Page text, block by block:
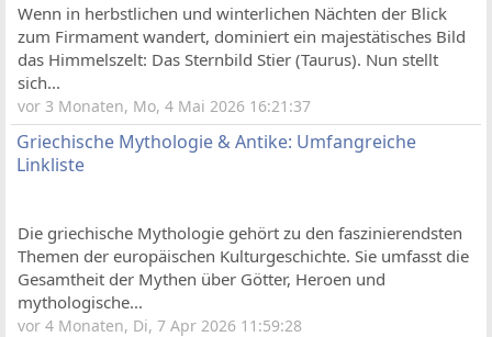
Wenn in herbstlichen und winterlichen Nächten der Blick
zum Firmament wandert, dominiert ein majestätisches Bild
das Himmelszelt: Das Sternbild Stier (Taurus). Nun stellt
sich...
vor 3 Monaten, Mo, 4 Mai 2026 16:21:37
Griechische Mythologie & Antike: Umfangreiche
Linkliste
Die griechische Mythologie gehört zu den faszinierendsten
Themen der europäischen Kulturgeschichte. Sie umfasst die
Gesamtheit der Mythen über Götter, Heroen und
mythologische...
vor 4 Monaten, Di, 7 Apr 2026 11:59:28